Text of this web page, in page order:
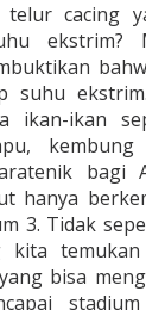
cacing
ekstrim?
suhu
ikan-ikan
kembung
bagi
hanya
3. Tidak
kita
bisa